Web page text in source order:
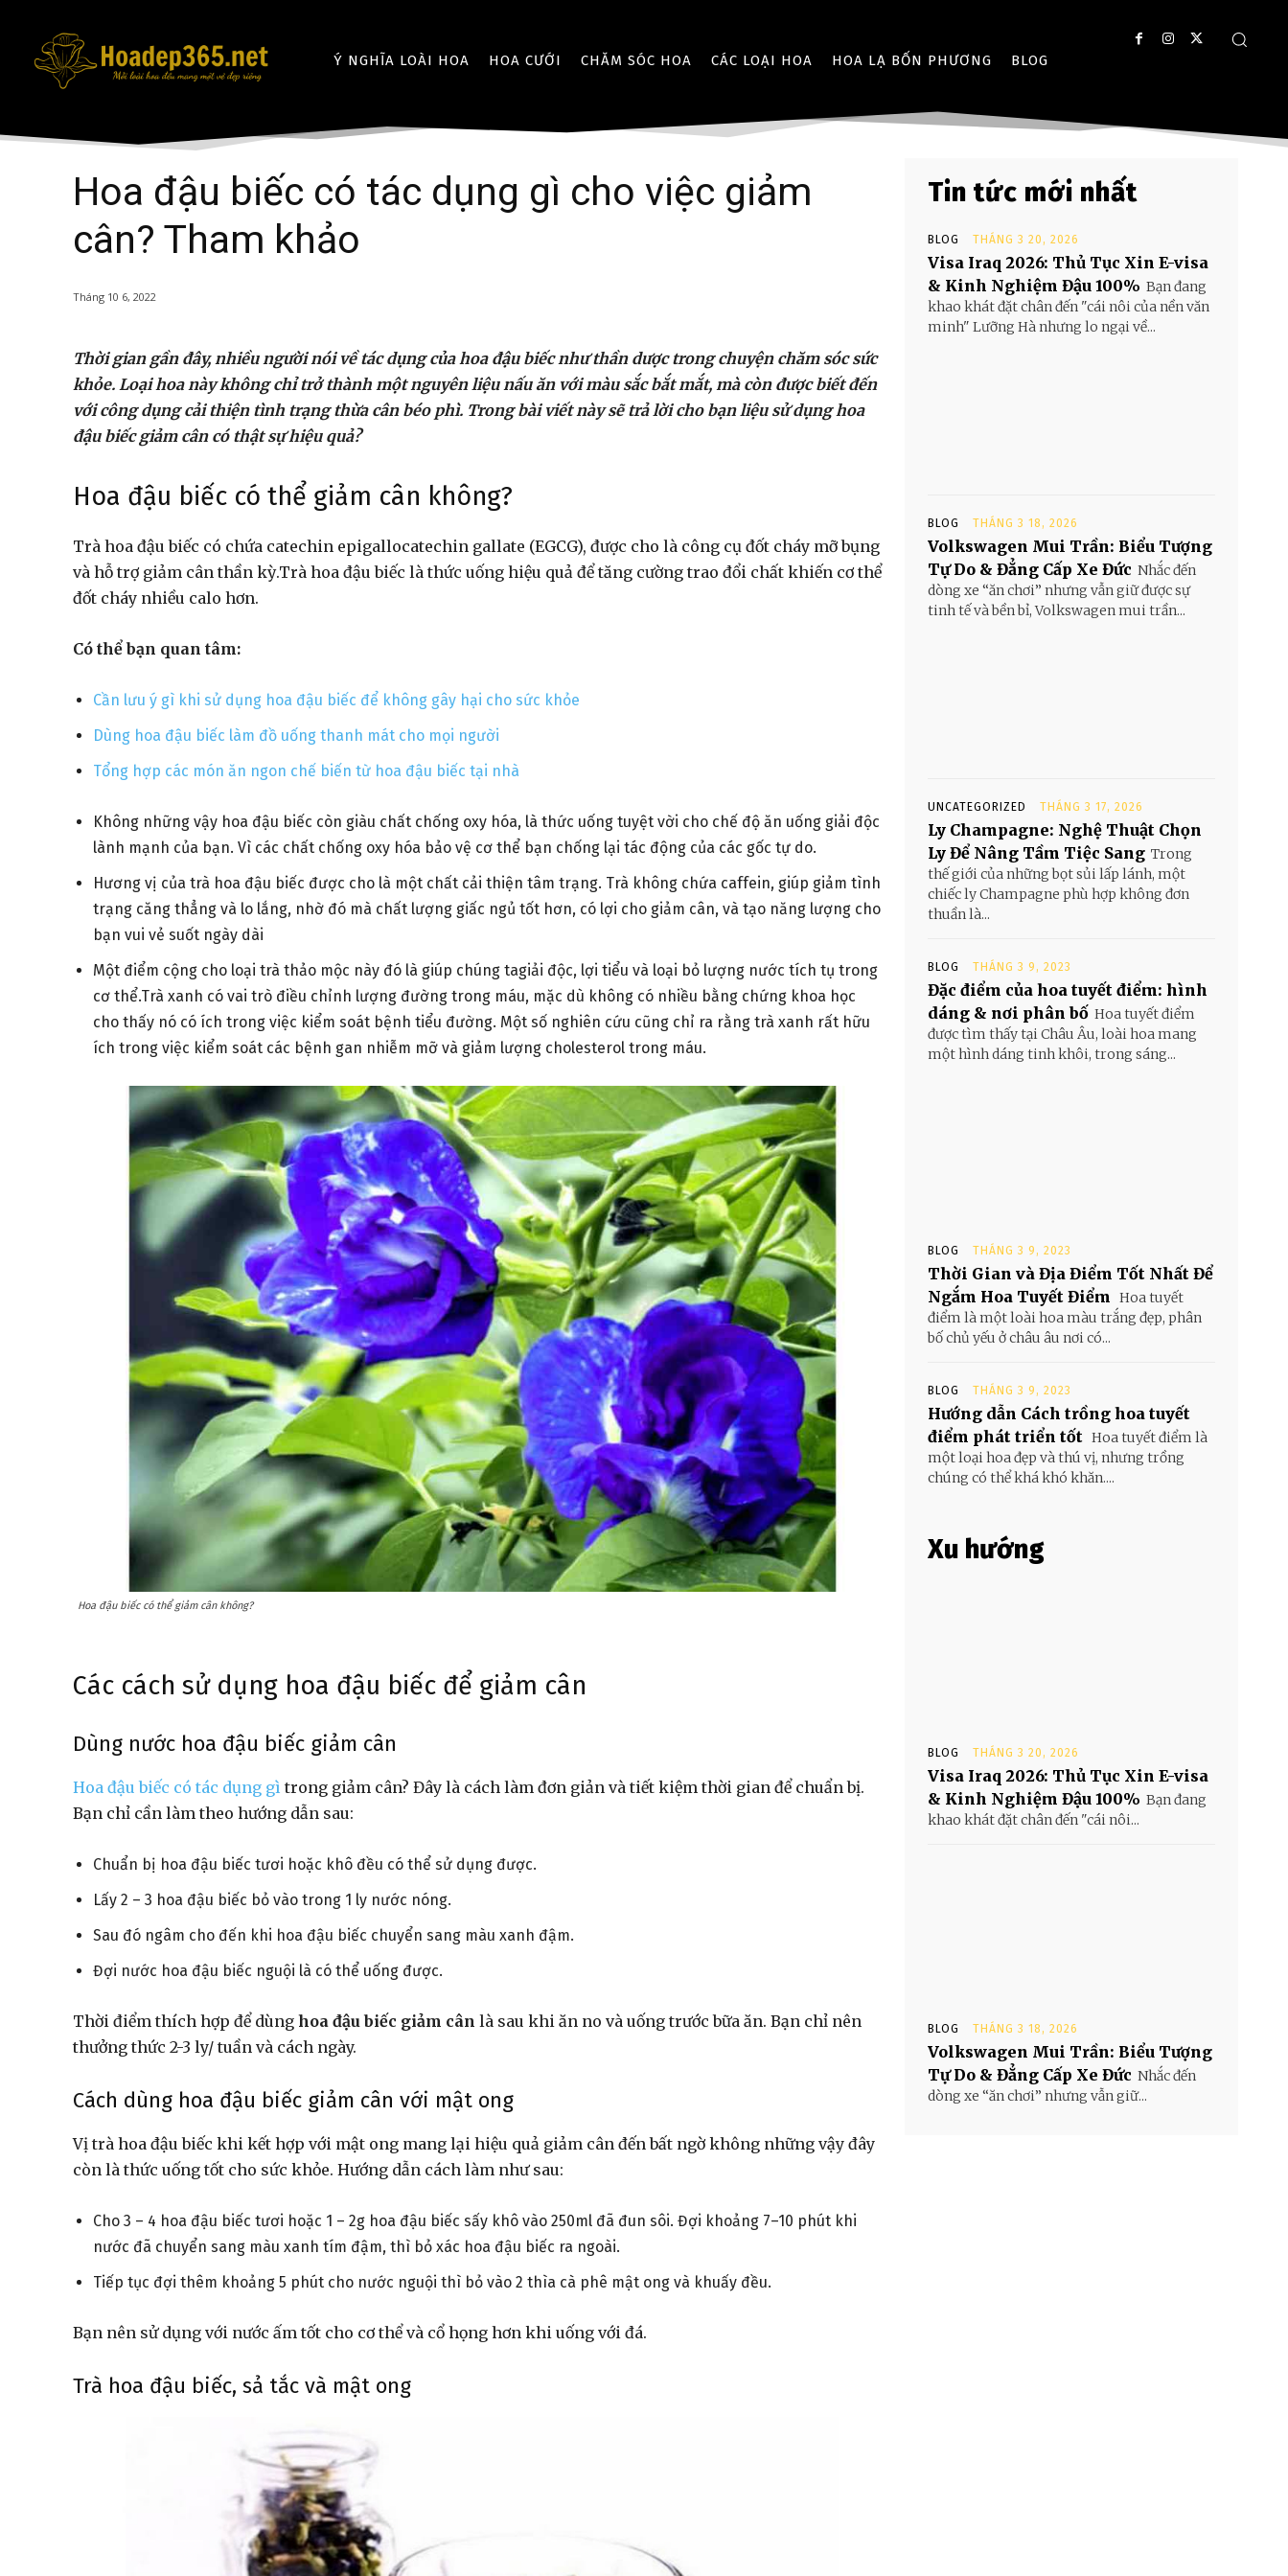
Ý NGHĨA LOÀI HOA HOA CƯỚI CHĂM SÓC HOA CÁC LOẠI HOA HOA LẠ BỐN PHƯƠNG BLOG
Hoa đậu biếc có tác dụng gì cho việc giảm
cân? Tham khảo
Tháng 10 6, 2022
Thời gian gần đây, nhiều người nói về tác dụng của hoa đậu biếc như thần dược trong chuyện chăm sóc sức
khỏe. Loại hoa này không chỉ trở thành một nguyên liệu nấu ăn với màu sắc bắt mắt, mà còn được biết đến
với công dụng cải thiện tình trạng thừa cân béo phì. Trong bài viết này sẽ trả lời cho bạn liệu sử dụng hoa
đậu biếc giảm cân có thật sự hiệu quả?
Hoa đậu biếc có thể giảm cân không?
Trà hoa đậu biếc có chứa catechin epigallocatechin gallate (EGCG), được cho là công cụ đốt cháy mỡ bụng
và hỗ trợ giảm cân thần kỳ.Trà hoa đậu biếc là thức uống hiệu quả để tăng cường trao đổi chất khiến cơ thể
đốt cháy nhiều calo hơn.
Có thể bạn quan tâm:
Cần lưu ý gì khi sử dụng hoa đậu biếc để không gây hại cho sức khỏe
Dùng hoa đậu biếc làm đồ uống thanh mát cho mọi người
Tổng hợp các món ăn ngon chế biến từ hoa đậu biếc tại nhà
Không những vậy hoa đậu biếc còn giàu chất chống oxy hóa, là thức uống tuyệt vời cho chế độ ăn uống giải độc
lành mạnh của bạn. Vì các chất chống oxy hóa bảo vệ cơ thể bạn chống lại tác động của các gốc tự do.
Hương vị của trà hoa đậu biếc được cho là một chất cải thiện tâm trạng. Trà không chứa caffein, giúp giảm tình
trạng căng thẳng và lo lắng, nhờ đó mà chất lượng giấc ngủ tốt hơn, có lợi cho giảm cân, và tạo năng lượng cho
bạn vui vẻ suốt ngày dài
Một điểm cộng cho loại trà thảo mộc này đó là giúp chúng tagiải độc, lợi tiểu và loại bỏ lượng nước tích tụ trong
cơ thể.Trà xanh có vai trò điều chỉnh lượng đường trong máu, mặc dù không có nhiều bằng chứng khoa học
cho thấy nó có ích trong việc kiểm soát bệnh tiểu đường. Một số nghiên cứu cũng chỉ ra rằng trà xanh rất hữu
ích trong việc kiểm soát các bệnh gan nhiễm mỡ và giảm lượng cholesterol trong máu.
Hoa đậu biếc có thể giảm cân không?
Các cách sử dụng hoa đậu biếc để giảm cân
Dùng nước hoa đậu biếc giảm cân
Hoa đậu biếc có tác dụng gì trong giảm cân? Đây là cách làm đơn giản và tiết kiệm thời gian để chuẩn bị.
Bạn chỉ cần làm theo hướng dẫn sau:
Chuẩn bị hoa đậu biếc tươi hoặc khô đều có thể sử dụng được.
Lấy 2 – 3 hoa đậu biếc bỏ vào trong 1 ly nước nóng.
Sau đó ngâm cho đến khi hoa đậu biếc chuyển sang màu xanh đậm.
Đợi nước hoa đậu biếc nguội là có thể uống được.
Thời điểm thích hợp để dùng hoa đậu biếc giảm cân là sau khi ăn no và uống trước bữa ăn. Bạn chỉ nên
thưởng thức 2-3 ly/ tuần và cách ngày.
Cách dùng hoa đậu biếc giảm cân với mật ong
Vị trà hoa đậu biếc khi kết hợp với mật ong mang lại hiệu quả giảm cân đến bất ngờ không những vậy đây
còn là thức uống tốt cho sức khỏe. Hướng dẫn cách làm như sau:
Cho 3 – 4 hoa đậu biếc tươi hoặc 1 – 2g hoa đậu biếc sấy khô vào 250ml đã đun sôi. Đợi khoảng 7–10 phút khi
nước đã chuyển sang màu xanh tím đậm, thì bỏ xác hoa đậu biếc ra ngoài.
Tiếp tục đợi thêm khoảng 5 phút cho nước nguội thì bỏ vào 2 thìa cà phê mật ong và khuấy đều.
Bạn nên sử dụng với nước ấm tốt cho cơ thể và cổ họng hơn khi uống với đá.
Trà hoa đậu biếc, sả tắc và mật ong
Tin tức mới nhất
BLOG THÁNG 3 20, 2026
Visa Iraq 2026: Thủ Tục Xin E-visa
& Kinh Nghiệm Đậu 100% Bạn đang
khao khát đặt chân đến "cái nôi của nền văn
minh" Lưỡng Hà nhưng lo ngại về...
BLOG THÁNG 3 18, 2026
Volkswagen Mui Trần: Biểu Tượng
Tự Do & Đẳng Cấp Xe Đức Nhắc đến
dòng xe “ăn chơi” nhưng vẫn giữ được sự
tinh tế và bền bỉ, Volkswagen mui trần...
UNCATEGORIZED THÁNG 3 17, 2026
Ly Champagne: Nghệ Thuật Chọn
Ly Để Nâng Tầm Tiệc Sang Trong
thế giới của những bọt sủi lấp lánh, một
chiếc ly Champagne phù hợp không đơn
thuần là...
BLOG THÁNG 3 9, 2023
Đặc điểm của hoa tuyết điểm: hình
dáng & nơi phân bố Hoa tuyết điểm
được tìm thấy tại Châu Âu, loài hoa mang
một hình dáng tinh khôi, trong sáng...
BLOG THÁNG 3 9, 2023
Thời Gian và Địa Điểm Tốt Nhất Để
Ngắm Hoa Tuyết Điểm Hoa tuyết
điểm là một loài hoa màu trắng đẹp, phân
bố chủ yếu ở châu âu nơi có...
BLOG THÁNG 3 9, 2023
Hướng dẫn Cách trồng hoa tuyết
điểm phát triển tốt Hoa tuyết điểm là
một loại hoa đẹp và thú vị, nhưng trồng
chúng có thể khá khó khăn....
Xu hướng
BLOG THÁNG 3 20, 2026
Visa Iraq 2026: Thủ Tục Xin E-visa
& Kinh Nghiệm Đậu 100% Bạn đang
khao khát đặt chân đến "cái nôi...
BLOG THÁNG 3 18, 2026
Volkswagen Mui Trần: Biểu Tượng
Tự Do & Đẳng Cấp Xe Đức Nhắc đến
dòng xe “ăn chơi” nhưng vẫn giữ...